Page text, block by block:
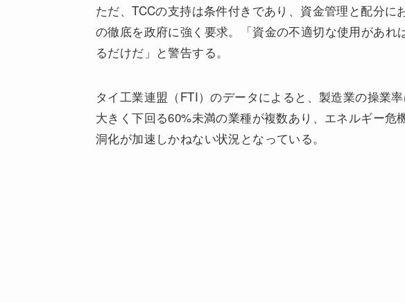
ただ、TCCの支持は条件付きであり、資金管理と配分に
の徹底を政府に強く要求。「資金の不適切な使用があれ
るだけだ」と警告する。
タイ工業連盟（FTI）のデータによると、製造業の操業
大きく下回る60%未満の業種が複数あり、エネルギー危
洞化が加速しかねない状況となっている。